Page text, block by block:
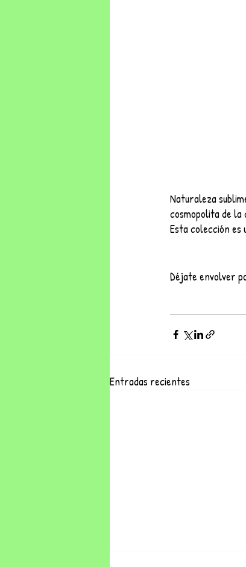
Naturaleza
cosmopolita de la
Esta colección
Déjate envolver
Entradas recientes